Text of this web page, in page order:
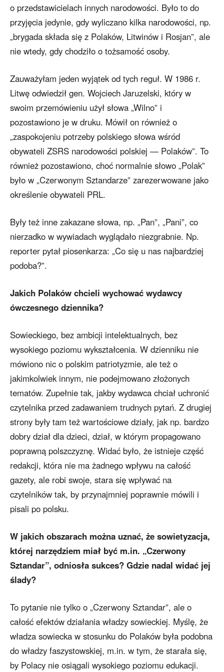
o przedstawicielach innych narodowości. Było to do
przyjęcia jedynie, gdy wyliczano kilka narodowości, np.
„brygada składa się z Polaków, Litwinów i Rosjan”, ale
nie wtedy, gdy chodziło o tożsamość osoby.
Zauważyłam jeden wyjątek od tych reguł. W 1986 r.
Litwę odwiedził gen. Wojciech Jaruzelski, który w
swoim przemówieniu użył słowa „Wilno” i
pozostawiono je w druku. Mówił on również o
„zaspokojeniu potrzeby polskiego słowa wśród
obywateli ZSRS narodowości polskiej — Polaków”. To
również pozostawiono, choć normalnie słowo „Polak”
było w „Czerwonym Sztandarze” zarezerwowane jako
określenie obywateli PRL.
Były też inne zakazane słowa, np. „Pan”, „Pani”, co
nierzadko w wywiadach wyglądało niezgrabnie. Np.
reporter pytał piosenkarza: „Co się u nas najbardziej
podoba?”.
Jakich Polaków chcieli wychować wydawcy
ówczesnego dziennika?
Sowieckiego, bez ambicji intelektualnych, bez
wysokiego poziomu wykształcenia. W dzienniku nie
mówiono nic o polskim patriotyzmie, ale też o
jakimkolwiek innym, nie podejmowano złożonych
tematów. Zupełnie tak, jakby wydawca chciał uchronić
czytelnika przed zadawaniem trudnych pytań. Z drugiej
strony były tam też wartościowe działy, jak np. bardzo
dobry dział dla dzieci, dział, w którym propagowano
poprawną polszczyznę. Widać było, że istnieje część
redakcji, która nie ma żadnego wpływu na całość
gazety, ale robi swoje, stara się wpływać na
czytelników tak, by przynajmniej poprawnie mówili i
pisali po polsku.
W jakich obszarach można uznać, że sowietyzacja,
której narzędziem miał być m.in. „Czerwony
Sztandar”, odniosła sukces? Gdzie nadal widać jej
ślady?
To pytanie nie tylko o „Czerwony Sztandar”, ale o
całość efektów działania władzy sowieckiej. Myślę, że
władza sowiecka w stosunku do Polaków była podobna
do władzy faszystowskiej, m.in. w tym, że starała się,
by Polacy nie osiągali wysokiego poziomu edukacji.